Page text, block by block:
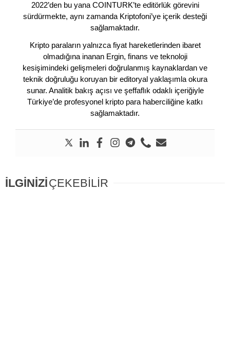
2022’den bu yana COINTURK’te editörlük görevini
sürdürmekte, aynı zamanda Kriptofoni’ye içerik desteği
sağlamaktadır.
Kripto paraların yalnızca fiyat hareketlerinden ibaret
olmadığına inanan Ergin, finans ve teknoloji
kesişimindeki gelişmeleri doğrulanmış kaynaklardan ve
teknik doğruluğu koruyan bir editoryal yaklaşımla okura
sunar. Analitik bakış açısı ve şeffaflık odaklı içeriğiyle
Türkiye’de profesyonel kripto para haberciliğine katkı
sağlamaktadır.
İLGİNİZİÇEKEBİLİR